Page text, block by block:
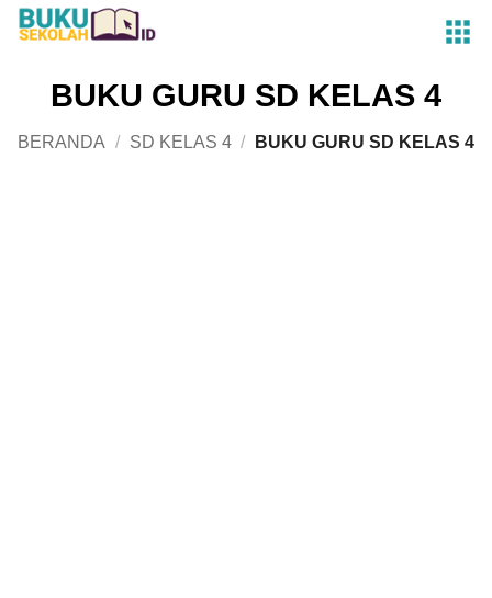
Skip
BUKU GURU SD KELAS 4
BERANDA / SD KELAS 4 / BUKU GURU SD KELAS 4